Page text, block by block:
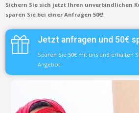
Sichern Sie sich jetzt Ihren unverbindlichen
sparen Sie bei einer Anfragen 50€!
Jetzt anfragen und 50€
Sparen Sie 50€ mit uns und erhalten
Angebot.